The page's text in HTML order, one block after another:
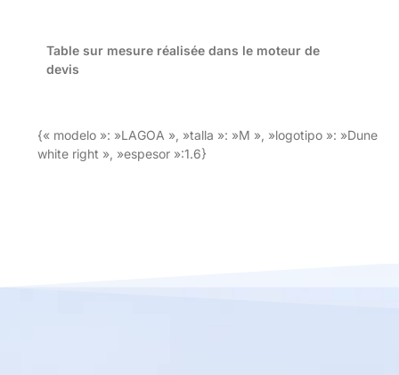
Table sur mesure réalisée dans le moteur de
devis
{« modelo »: »LAGOA », »talla »: »M », »logotipo »: »Dune
white right », »espesor »:1.6}